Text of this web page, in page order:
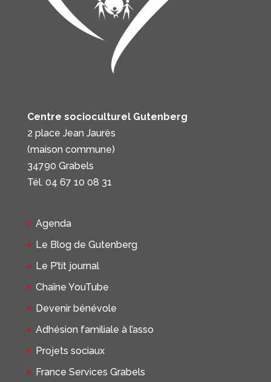
Centre socioculturel Gutenberg
2 place Jean Jaurès
(maison commune)
34790 Grabels
Tél. 04 67 10 08 31
Agenda
Le Blog de Gutenberg
Le P’tit journal
Chaîne YouTube
Devenir bénévole
Adhésion familiale à l’asso
Projets sociaux
France Services Grabels